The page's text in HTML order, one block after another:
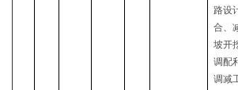
路设
合、
坡开
调配
调减